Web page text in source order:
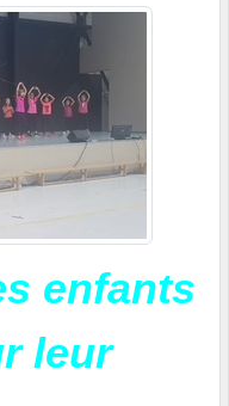
enfants
leur